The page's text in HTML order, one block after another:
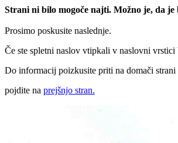
Strani ni bilo mogoče najti. Možno je, da
Prosimo poskusite naslednje.
Če ste spletni naslov vtipkali v naslovni
Do informacij poizkusite priti na domači strani
pojdite na prejšnjo stran.